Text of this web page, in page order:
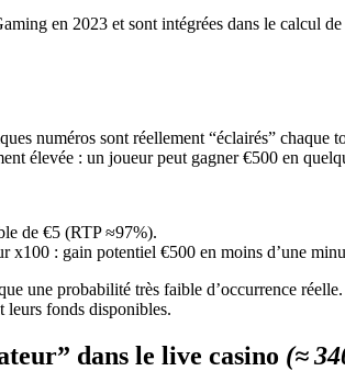
en 2023 et sont intégrées dans le calcul
numéros sont réellement “éclairés”
élevée : un joueur peut gagner €500 en
de €5 (RTP ≈97%).
x100 : gain potentiel €500 en moins d’une
une probabilité très faible d’occurrence
leurs fonds disponibles.
dans le live casino (≈